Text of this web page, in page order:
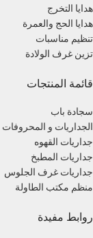
هدايا التخرج
هدايا الحج والعمرة
تنظيم مناسبات
تزين غرف الولادة
قائمة المنتجات
سجادة باب
الجداريات و المحروفات
جداريات القهوه
جداريات المطبخ
جداريات غرف الجلوس
منظم مكتب الطاولة
روابط مفيدة